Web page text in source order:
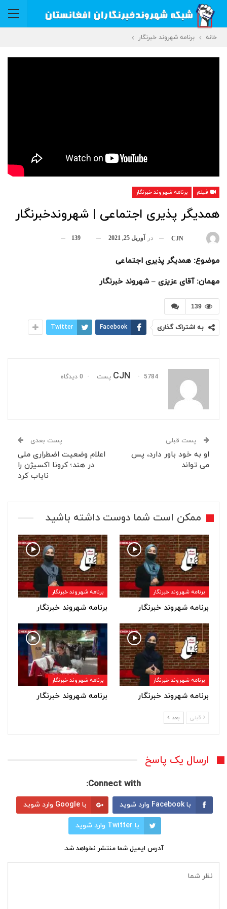
خانه برنامه شهروند خبرنگار
فیلم برنامه شهروند خبرنگار
همدیگر پذیری اجتماعی | شهروندخبرنگار
CJN در آوریل 25, 2021 139
موضوع: همدیگر پذیری اجتماعی
مهمان: آقای عزیزی – شهروند خبرنگار
139
به اشتراک گذاری Facebook
Twitter
CJN 5784 پست 0 دیدگاه
پست قبلی
او به خود باور دارد، پس
می تواند
پست بعدی
اعلام وضعیت اضطراری ملی
در هند؛ کرونا اکسیژن را
نایاب کرد
ممکن است شما دوست داشته باشید
برنامه شهروند خبرنگار
برنامه شهروند خبرنگار
برنامه شهروند خبرنگار
برنامه شهروند خبرنگار
برنامه شهروند خبرنگار
برنامه شهروند خبرنگار
برنامه شهروند خبرنگار
برنامه شهروند خبرنگار
قبلی بعد
ارسال یک پاسخ
Connect with:
با Facebook وارد شوید با Google وارد شوید
با Twitter وارد شوید
آدرس ایمیل شما منتشر نخواهد شد.